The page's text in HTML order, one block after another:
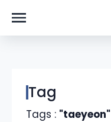
Tag
Tags : "taeyeon"